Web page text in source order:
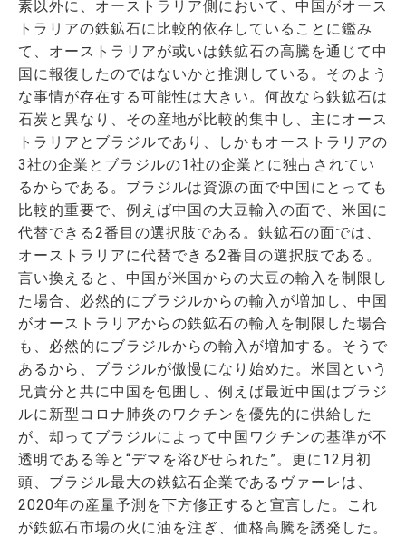
素以外に、オーストラリア側において、中国がオース
トラリアの鉄鉱石に比較的依存していることに鑑み
て、オーストラリアが或いは鉄鉱石の高騰を通じて中
国に報復したのではないかと推測している。そのよう
な事情が存在する可能性は大きい。何故なら鉄鉱石は
石炭と異なり、その産地が比較的集中し、主にオース
トラリアとブラジルであり、しかもオーストラリアの
3社の企業とブラジルの1社の企業とに独占されてい
るからである。ブラジルは資源の面で中国にとっても
比較的重要で、例えば中国の大豆輸入の面で、米国に
代替できる2番目の選択肢である。鉄鉱石の面では、
オーストラリアに代替できる2番目の選択肢である。
言い換えると、中国が米国からの大豆の輸入を制限し
た場合、必然的にブラジルからの輸入が増加し、中国
がオーストラリアからの鉄鉱石の輸入を制限した場合
も、必然的にブラジルからの輸入が増加する。そうで
あるから、ブラジルが傲慢になり始めた。米国という
兄貴分と共に中国を包囲し、例えば最近中国はブラジ
ルに新型コロナ肺炎のワクチンを優先的に供給した
が、却ってブラジルによって中国ワクチンの基準が不
透明である等と“デマを浴びせられた”。更に12月初
頭、ブラジル最大の鉄鉱石企業であるヴァーレは、
2020年の産量予測を下方修正すると宣言した。これ
が鉄鉱石市場の火に油を注ぎ、価格高騰を誘発した。